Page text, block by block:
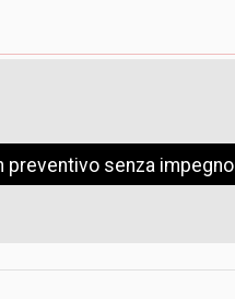
preventivo senza impegno